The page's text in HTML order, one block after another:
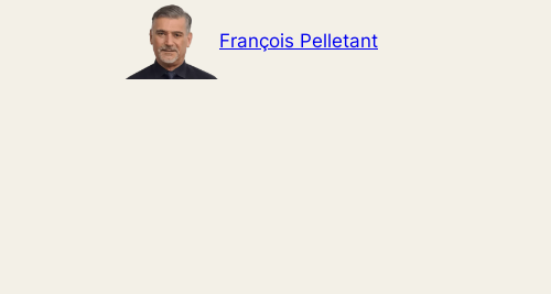
François Pelletant